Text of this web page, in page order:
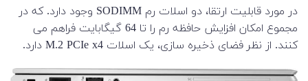
در مورد قابلیت ارتقا، دو اسلات رم SODIMM وجود دارد. که در
مجموع امکان افزایش حافظه رم را تا 64 گیگابایت فراهم می
کنند. از نظر فضای ذخیره سازی، یک اسلات M.2 PCIe x4 دارد.